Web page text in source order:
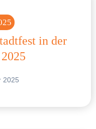
in der
2025